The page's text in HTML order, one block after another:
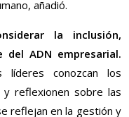
añadió.
la inclusión,
ADN empresarial.
conozcan los
reflexionen sobre las
reflejan en la gestión y